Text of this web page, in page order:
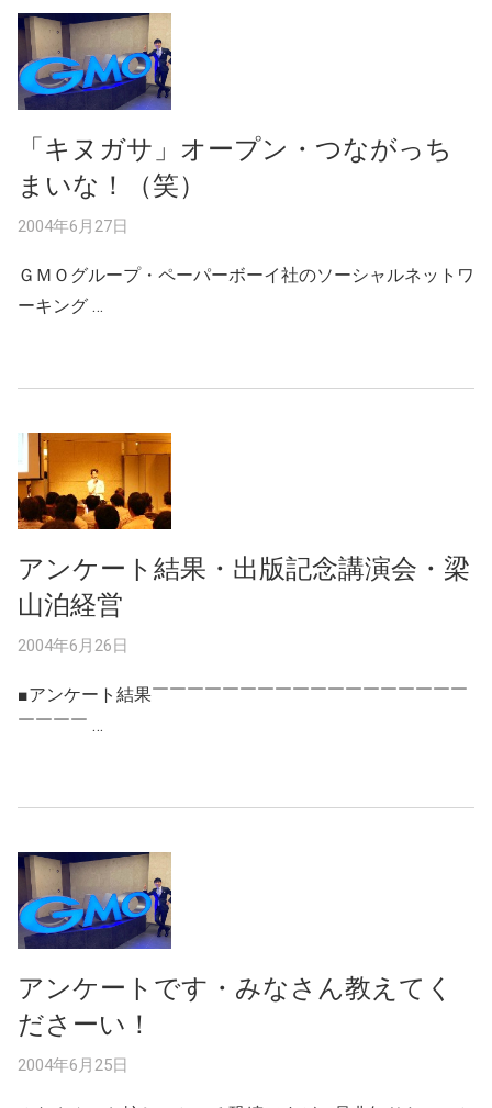
「キヌガサ」オープン・つながっち
まいな！（笑）
2004年6月27日
ＧＭＯグループ・ペーパーボーイ社のソーシャルネットワ
ーキング …
アンケート結果・出版記念講演会・梁
山泊経営
2004年6月26日
■アンケート結果￣￣￣￣￣￣￣￣￣￣￣￣￣￣￣￣￣￣
￣￣￣￣ …
アンケートです・みなさん教えてく
ださーい！
2004年6月25日